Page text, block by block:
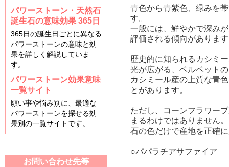
パワーストーン・天然石
誕生石の意味効果 365日
365日の誕生日ごとに異なる
パワーストーンの意味と効
果を詳しく解説していま
す。
パワーストーン効果意味
一覧サイト
願い事や悩み別に、最適な
パワーストーンを探せる効
果別の一覧サイトです。
お問い合わせ先等
青色から青紫色、緑みを
す。
一般には、鮮やかで深み
評価される傾向がありま
歴史的に知られるカシミ
光が広がる、ベルベット
カシミール産の上質な青
とがあります。
ただし、コーンフラワー
まるわけではありません。
石の色だけで産地を正確
○パパラチアサファイア